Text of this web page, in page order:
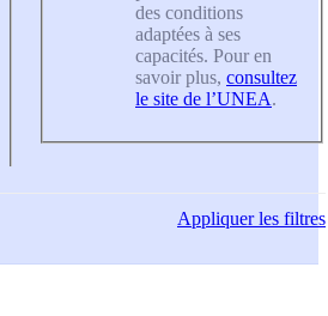
des conditions
adaptées à ses
capacités. Pour en
savoir plus, consultez
le site de l’UNEA.
Appliquerles filtres